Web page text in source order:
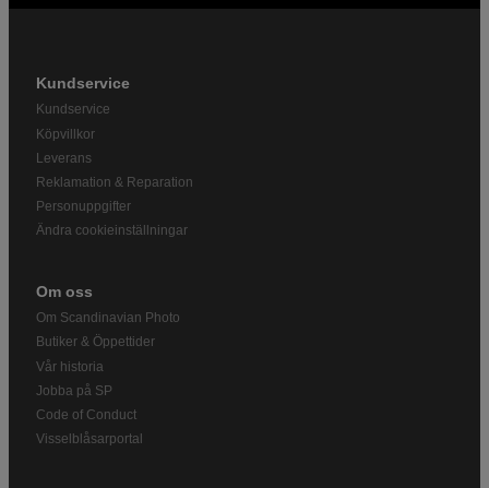
Kundservice
Kundservice
Köpvillkor
Leverans
Reklamation & Reparation
Personuppgifter
Ändra cookieinställningar
Om oss
Om Scandinavian Photo
Butiker & Öppettider
Vår historia
Jobba på SP
Code of Conduct
Visselblåsarportal